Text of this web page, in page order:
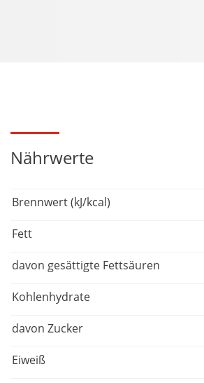
Nährwerte
Brennwert (kJ/kcal)
Fett
davon gesättigte Fettsäuren
Kohlenhydrate
davon Zucker
Eiweiß